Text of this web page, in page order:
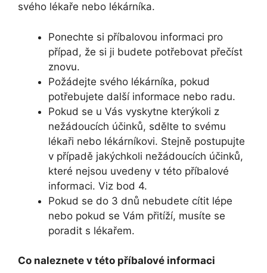
svého lékaře nebo lékárníka.
Ponechte si příbalovou informaci pro
případ, že si ji budete potřebovat přečíst
znovu.
Požádejte svého lékárníka, pokud
potřebujete další informace nebo radu.
Pokud se u Vás vyskytne kterýkoli z
nežádoucích účinků, sdělte to svému
lékaři nebo lékárníkovi. Stejně postupujte
v případě jakýchkoli nežádoucích účinků,
které nejsou uvedeny v této příbalové
informaci. Viz bod 4.
Pokud se do 3 dnů nebudete cítit lépe
nebo pokud se Vám přitíží, musíte se
poradit s lékařem.
Co naleznete v této příbalové informaci